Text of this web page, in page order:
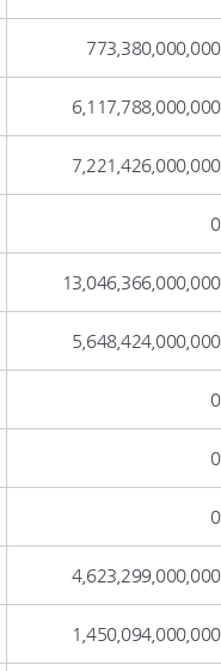
773,380,000,000
6,117,788,000,000
7,221,426,000,000
0
13,046,366,000,000
5,648,424,000,000
0
0
0
4,623,299,000,000
1,450,094,000,000